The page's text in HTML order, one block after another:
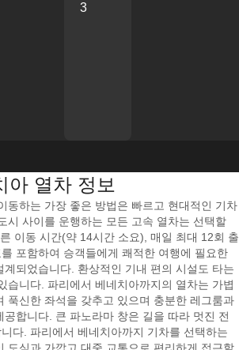
3
열차 정보
동하는 가장 좋은 방법은 빠르고 현대적인 기차
시 사이를 운행하는 모든 고속 열차는 선택할
이동 시간(약 14시간 소요), 매일 최대 12회 출
포함하여 승객들에게 쾌적한 여행에 필요한
계되었습니다. 환상적인 기내 편의 시설도 타는
습니다. 파리에서 베네치아까지의 열차는 가볍
푹신한 좌석을 갖추고 있으며 충분한 레그룸과
공합니다. 큰 파노라마 창은 길을 따라 멋진 전
다. 파리에서 베네치아까지 기차를 선택하는